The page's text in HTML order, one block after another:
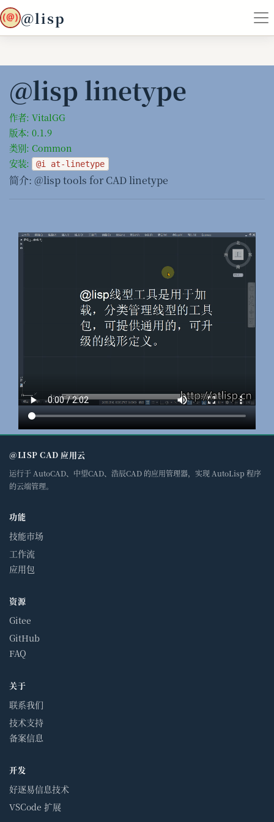
@lisp
@lisp linetype
作者: VitalGG
版本: 0.1.9
类别: Common
安装:
@i at-linetype
简介: @lisp tools for CAD linetype
@LISP CAD 应用云
运行于 AutoCAD、中望CAD、浩辰CAD 的应用管理器，实现 AutoLisp 程序
的云端管理。
功能
技能市场
工作流
应用包
资源
Gitee
GitHub
FAQ
关于
联系我们
技术支持
备案信息
开发
好逐易信息技术
VSCode 扩展